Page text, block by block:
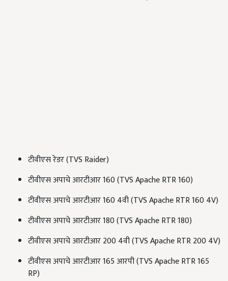
टीवीएस रेडर (TVS Raider)
टीवीएस अपाचे आरटीआर 160 (TVS Apache RTR 160)
टीवीएस अपाचे आरटीआर 160 4वी (TVS Apache RTR 160 4V)
टीवीएस अपाचे आरटीआर 180 (TVS Apache RTR 180)
टीवीएस अपाचे आरटीआर 200 4वी (TVS Apache RTR 200 4V)
टीवीएस अपाचे आरटीआर 165 आरपी (TVS Apache RTR 165
RP)